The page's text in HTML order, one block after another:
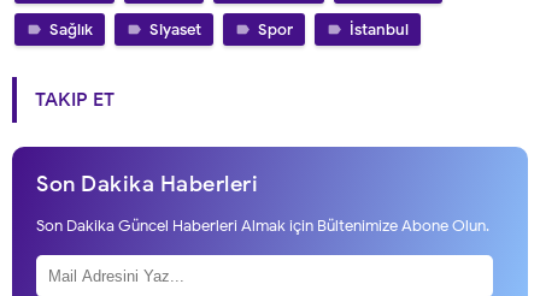
Sağlık Siyaset Spor İstanbul
TAKIP ET
Son Dakika Haberleri
Son Dakika Güncel Haberleri Almak için Bültenimize Abone Olun.